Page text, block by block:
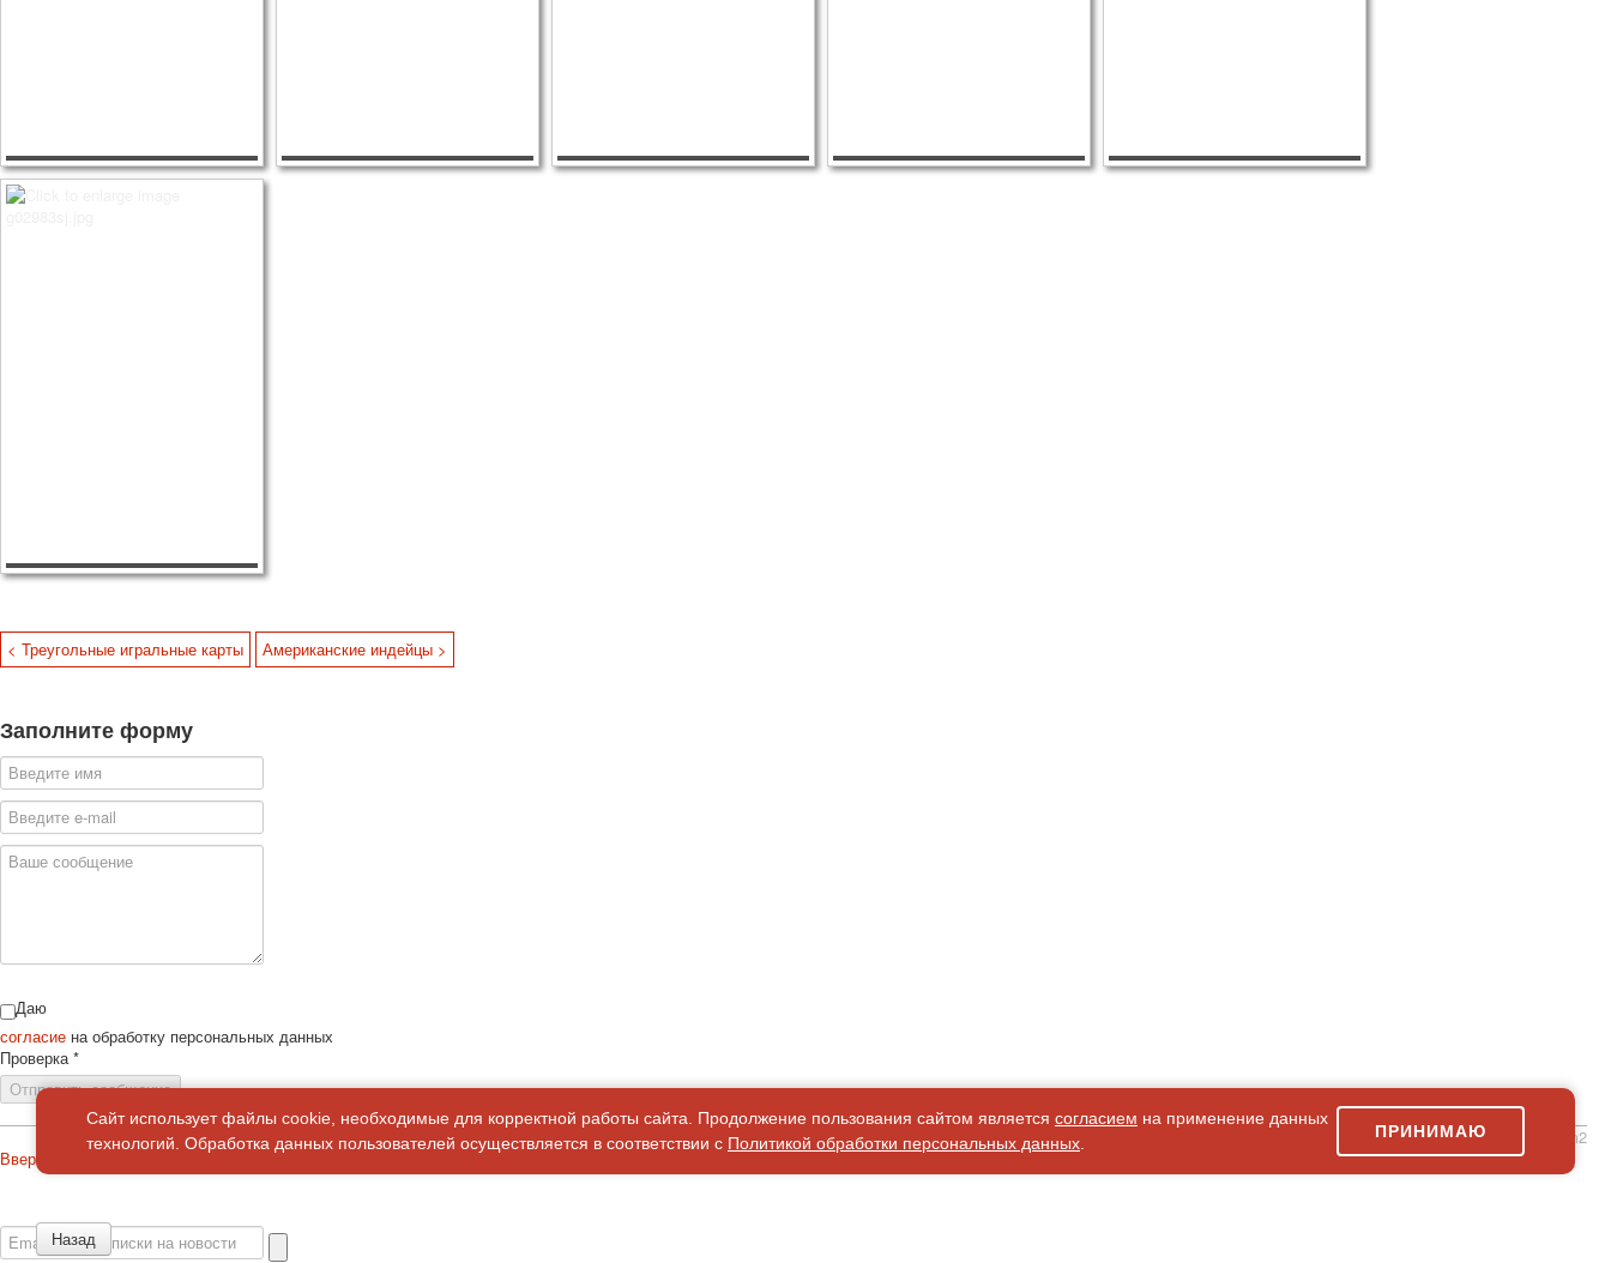
< Треугольные игральные карты Американские индейцы >
Заполните форму
Даю
согласие на обработку персональных данных
Проверка *
Отправить сообщение
simpleForm2
Вверх
Сайт использует файлы cookie, необходимые для корректной работы сайта. Продолжение пользования сайтом является согласием на применение данных
технологий. Обработка данных пользователей осуществляется в соответствии с Политикой обработки персональных данных
ПРИНИМАЮ